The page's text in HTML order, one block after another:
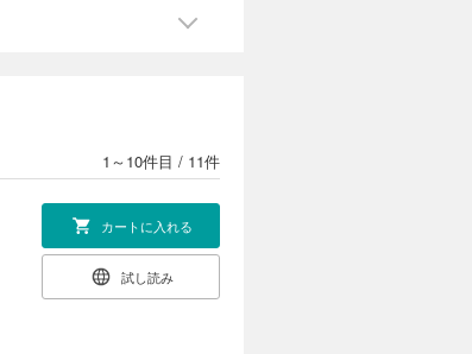
1～10件目 / 11件
カートに入れる
試し読み